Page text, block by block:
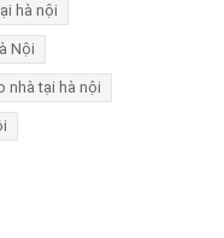
hà nội
Nội
nhà tại hà nội